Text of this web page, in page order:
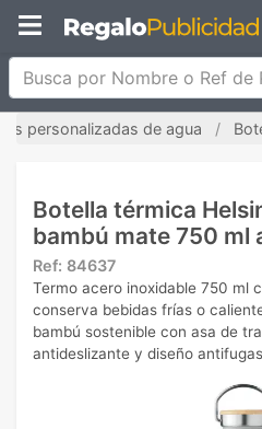
Busca por Nombre o Ref de
personalizadas de agua
Botella térmica
bambú mate 750 ml
Ref: 84637
Termo acero inoxidable 750 ml
conserva bebidas frías o
bambú sostenible con asa de
antideslizante y diseño